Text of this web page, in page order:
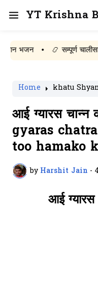
YT Krishna
• 📿 सम्पूर्ण चालीसा •
Home khatu
आई ग्यारस चान्न
gyaras
too hamako
by Harshit Jain -
आई